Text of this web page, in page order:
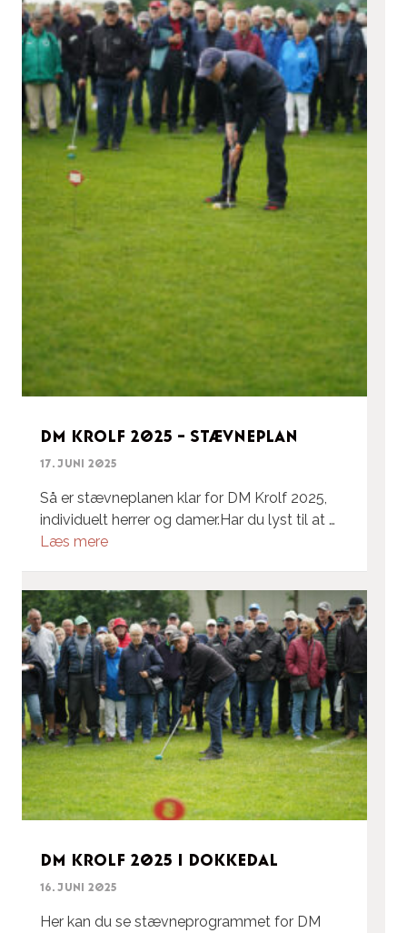
DM Krolf 2025 – Stævneplan
17. juni 2025
Så er stævneplanen klar for DM Krolf 2025,
individuelt herrer og damer.Har du lyst til at …
Læs mere
DM Krolf 2025 i Dokkedal
16. juni 2025
Her kan du se stævneprogrammet for DM